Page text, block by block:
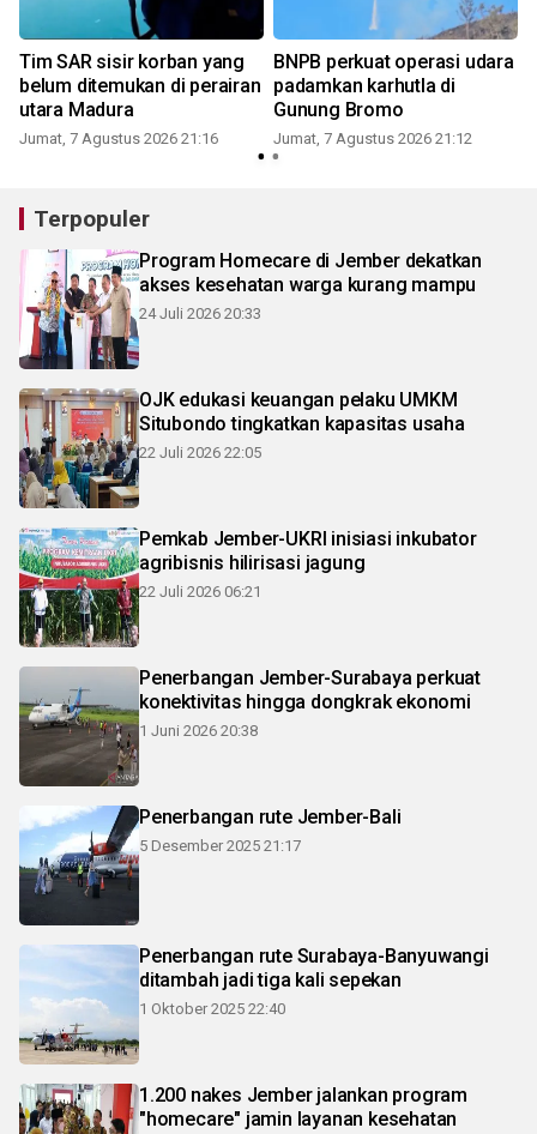
Tim SAR sisir korban yang
belum ditemukan di perairan
utara Madura
Jumat, 7 Agustus 2026 21:16
BNPB perkuat operasi udara
padamkan karhutla di
Gunung Bromo
Jumat, 7 Agustus 2026 21:12
Terpopuler
Program Homecare di Jember dekatkan
akses kesehatan warga kurang mampu
24 Juli 2026 20:33
OJK edukasi keuangan pelaku UMKM
Situbondo tingkatkan kapasitas usaha
22 Juli 2026 22:05
Pemkab Jember-UKRI inisiasi inkubator
agribisnis hilirisasi jagung
22 Juli 2026 06:21
Penerbangan Jember-Surabaya perkuat
konektivitas hingga dongkrak ekonomi
1 Juni 2026 20:38
Penerbangan rute Jember-Bali
5 Desember 2025 21:17
Penerbangan rute Surabaya-Banyuwangi
ditambah jadi tiga kali sepekan
1 Oktober 2025 22:40
1.200 nakes Jember jalankan program
"homecare" jamin layanan kesehatan